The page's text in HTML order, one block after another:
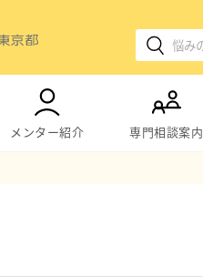
メンター紹介 専門相談案内